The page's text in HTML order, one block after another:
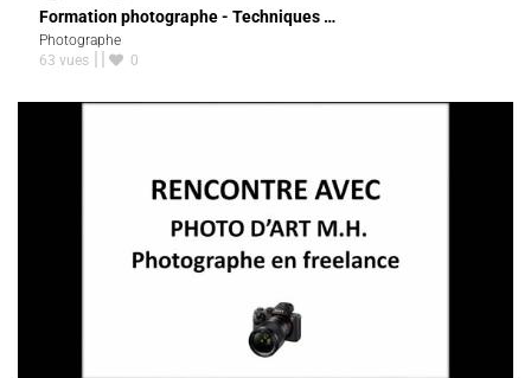
Formation photographe - Techniques …
Photographe
63 vues
0